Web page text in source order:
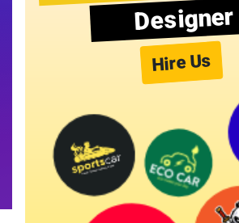
Designer
Hire Us